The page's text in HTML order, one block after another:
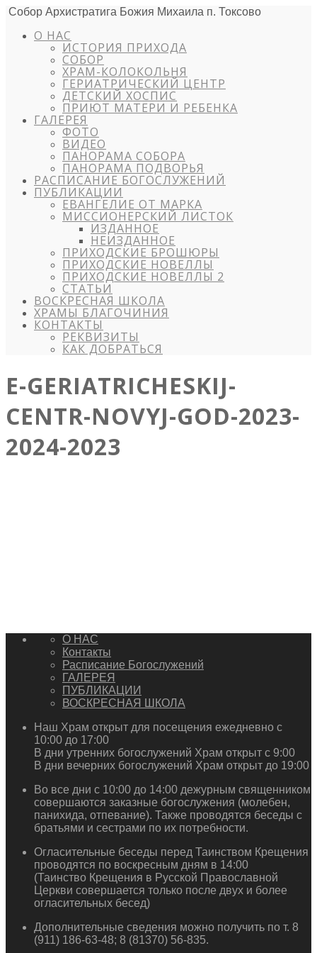
Собор Архистратига Божия Михаила п. Токсово
О НАС
ИСТОРИЯ ПРИХОДА
СОБОР
ХРАМ-КОЛОКОЛЬНЯ
ГЕРИАТРИЧЕСКИЙ ЦЕНТР
ДЕТСКИЙ ХОСПИС
ПРИЮТ МАТЕРИ И РЕБЕНКА
ГАЛЕРЕЯ
ФОТО
ВИДЕО
ПАНОРАМА СОБОРА
ПАНОРАМА ПОДВОРЬЯ
РАСПИСАНИЕ БОГОСЛУЖЕНИЙ
ПУБЛИКАЦИИ
ЕВАНГЕЛИЕ ОТ МАРКА
МИССИОНЕРСКИЙ ЛИСТОК
ИЗДАННОЕ
НЕИЗДАННОЕ
ПРИХОДСКИЕ БРОШЮРЫ
ПРИХОДСКИЕ НОВЕЛЛЫ
ПРИХОДСКИЕ НОВЕЛЛЫ 2
СТАТЬИ
ВОСКРЕСНАЯ ШКОЛА
ХРАМЫ БЛАГОЧИНИЯ
КОНТАКТЫ
РЕКВИЗИТЫ
КАК ДОБРАТЬСЯ
E-GERIATRICHESKIJ-
CENTR-NOVYJ-GOD-2023-
2024-2023
О НАС
Контакты
Расписание Богослужений
ГАЛЕРЕЯ
ПУБЛИКАЦИИ
ВОСКРЕСНАЯ ШКОЛА
Наш Храм открыт для посещения ежедневно с
10:00 до 17:00
В дни утренних богослужений Храм открыт с 9:00
В дни вечерних богослужений Храм открыт до 19:00
Во все дни с 10:00 до 14:00 дежурным священником
совершаются заказные богослужения (молебен,
панихида, отпевание). Также проводятся беседы с
братьями и сестрами по их потребности.
Огласительные беседы перед Таинством Крещения
проводятся по воскресным дням в 14:00
(Таинство Крещения в Русской Православной
Церкви совершается только после двух и более
огласительных бесед)
Дополнительные сведения можно получить по т. 8
(911) 186-63-48; 8 (81370) 56-835.